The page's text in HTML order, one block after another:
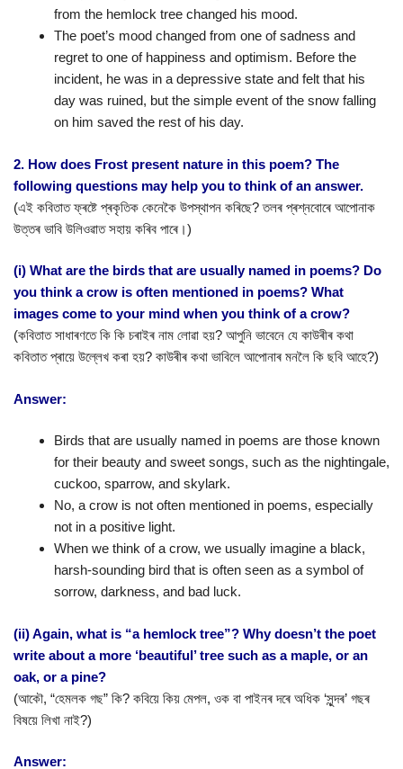
from the hemlock tree changed his mood.
The poet’s mood changed from one of sadness and
regret to one of happiness and optimism. Before the
incident, he was in a depressive state and felt that his
day was ruined, but the simple event of the snow falling
on him saved the rest of his day.
2. How does Frost present nature in this poem? The
following questions may help you to think of an answer.
(এই কবিতাত ফ্ৰষ্টে প্ৰকৃতিক কেনেকৈ উপস্থাপন কৰিছে? তলৰ প্ৰশ্নবোৰে আপোনাক
উত্তৰ ভাবি উলিওৱাত সহায় কৰিব পাৰে।)
(i) What are the birds that are usually named in poems? Do
you think a crow is often mentioned in poems? What
images come to your mind when you think of a crow?
(কবিতাত সাধাৰণতে কি কি চৰাইৰ নাম লোৱা হয়? আপুনি ভাবেনে যে কাউৰীৰ কথা
কবিতাত প্ৰায়ে উল্লেখ কৰা হয়? কাউৰীৰ কথা ভাবিলে আপোনাৰ মনলৈ কি ছবি আহে?)
Answer:
Birds that are usually named in poems are those known
for their beauty and sweet songs, such as the nightingale,
cuckoo, sparrow, and skylark.
No, a crow is not often mentioned in poems, especially
not in a positive light.
When we think of a crow, we usually imagine a black,
harsh-sounding bird that is often seen as a symbol of
sorrow, darkness, and bad luck.
(ii) Again, what is “a hemlock tree”? Why doesn’t the poet
write about a more ‘beautiful’ tree such as a maple, or an
oak, or a pine?
(আকৌ, “হেমলক গছ” কি? কবিয়ে কিয় মেপল, ওক বা পাইনৰ দৰে অধিক ‘সুন্দৰ’ গছৰ
বিষয়ে লিখা নাই?)
Answer: